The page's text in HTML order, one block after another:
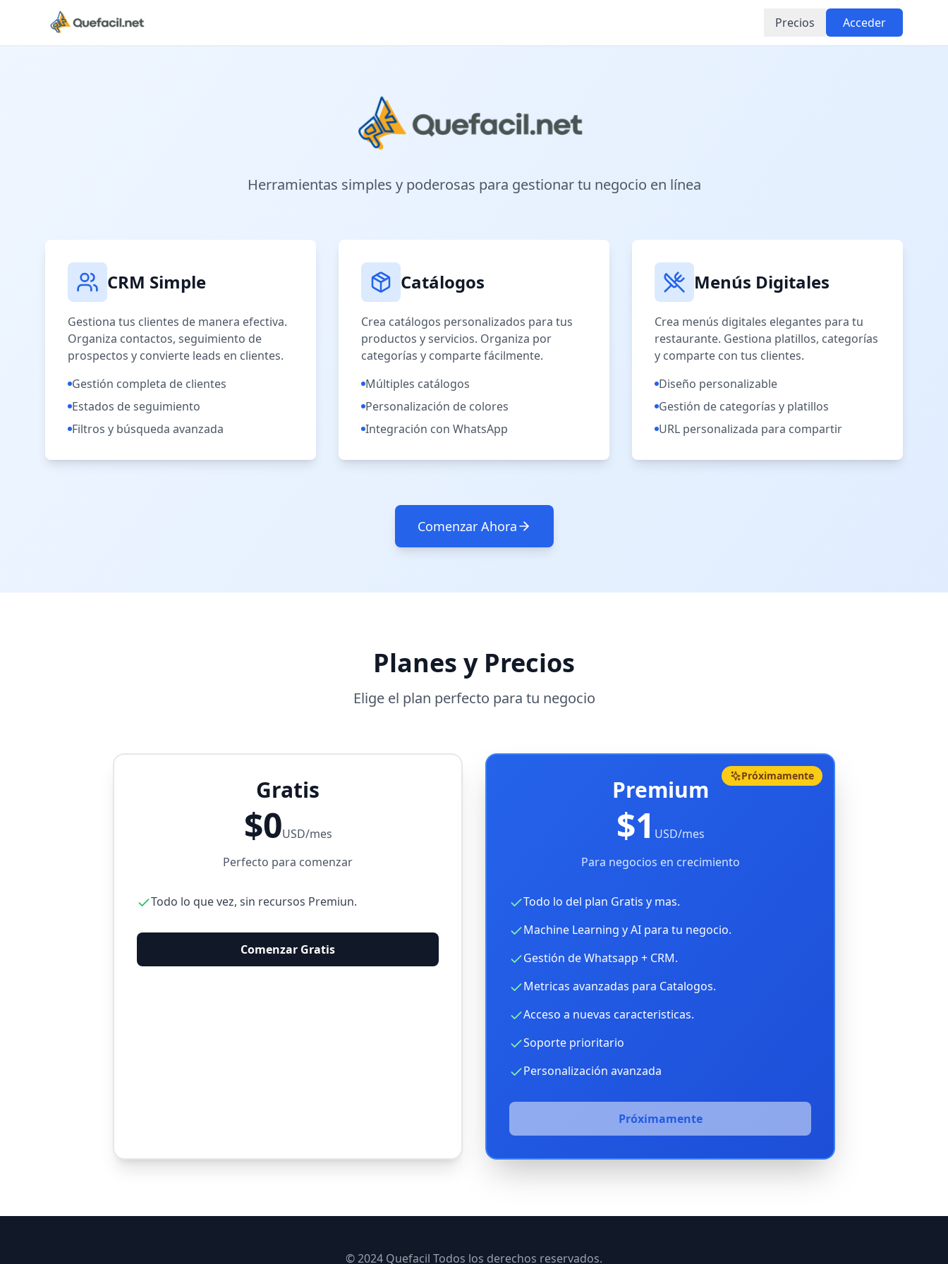
Precios Acceder
Herramientas simples y poderosas para gestionar tu negocio en línea
CRM Simple
Gestiona tus clientes de manera efectiva.
Organiza contactos, seguimiento de
prospectos y convierte leads en clientes.
Gestión completa de clientes
Estados de seguimiento
Filtros y búsqueda avanzada
Catálogos
Crea catálogos personalizados para tus
productos y servicios. Organiza por
categorías y comparte fácilmente.
Múltiples catálogos
Personalización de colores
Integración con WhatsApp
Menús Digitales
Crea menús digitales elegantes para tu
restaurante. Gestiona platillos, categorías
y comparte con tus clientes.
Diseño personalizable
Gestión de categorías y platillos
URL personalizada para compartir
Comenzar Ahora
Planes y Precios
Elige el plan perfecto para tu negocio
Gratis
$0USD/mes
Perfecto para comenzar
Todo lo que vez, sin recursos Premiun.
Comenzar Gratis
Próximamente
Premium
$1 USD/mes
Para negocios en crecimiento
Todo lo del plan Gratis y mas.
Machine Learning y AI para tu negocio.
Gestión de Whatsapp + CRM.
Metricas avanzadas para Catalogos.
Acceso a nuevas caracteristicas.
Soporte prioritario
Personalización avanzada
Próximamente
© 2024 Quefacil Todos los derechos reservados.